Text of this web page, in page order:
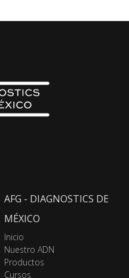
AFG - DIAGNOSTICS DE
MÉXICO
Inicio
Nuestro ADN
Productos
Cursos